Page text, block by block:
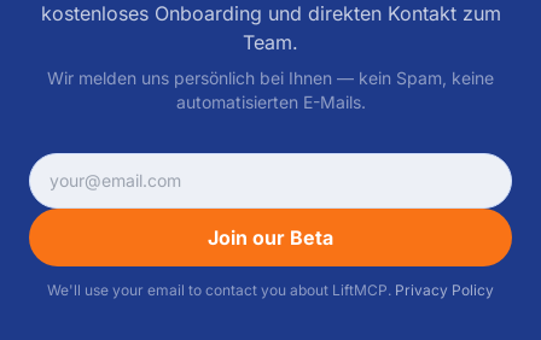
kostenloses Onboarding und direkten Kontakt zum
Team.
Wir melden uns persönlich bei Ihnen — kein Spam, keine
automatisierten E-Mails.
Join our Beta
We'll use your email to contact you about LiftMCP. Privacy Policy